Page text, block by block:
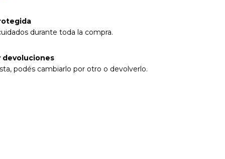
durante toda la compra.
devoluciones
podés cambiarlo por otro o devolverlo.